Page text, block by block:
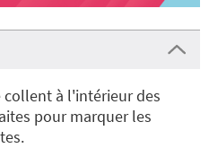
à l'intérieur des
pour marquer les